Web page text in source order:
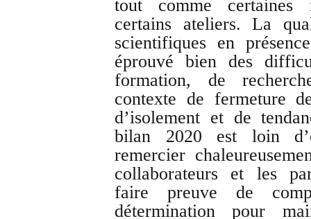
tout comme certaines
certains ateliers. La
scientifiques en
éprouvé bien des
formation, de
contexte de fermeture
d’isolement et de
bilan 2020 est loin
remercier
collaborateurs et les
faire preuve de
détermination pour